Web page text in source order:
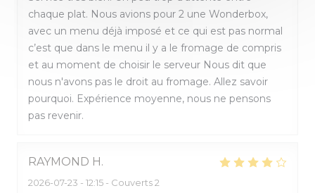
chaque plat. Nous avions pour 2 une Wonderbox,
avec un menu déjà imposé et ce qui est pas normal
c’est que dans le menu il y a le fromage de compris
et au moment de choisir le serveur Nous dit que
nous n'avons pas le droit au fromage. Allez savoir
pourquoi. Expérience moyenne, nous ne pensons
pas revenir.
RAYMOND H
2026-07-23 - 12:15 - Couverts 2